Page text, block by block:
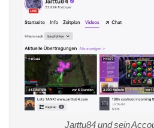
Jarttu84 und sein